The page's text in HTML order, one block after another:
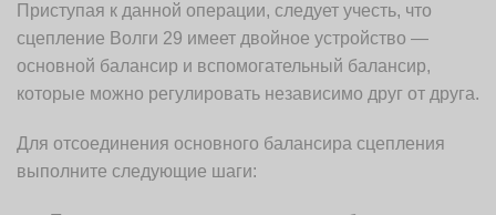
Приступая к данной операции, следует учесть, что
сцепление Волги 29 имеет двойное устройство —
основной балансир и вспомогательный балансир,
которые можно регулировать независимо друг от друга.
Для отсоединения основного балансира сцепления
выполните следующие шаги: